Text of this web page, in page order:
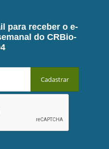
para receber o e-
do CRBio-